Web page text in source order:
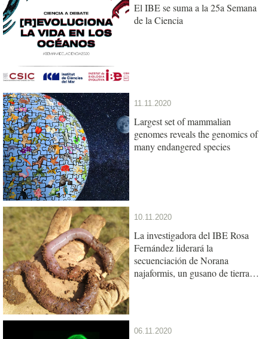
El IBE se suma a la 25a Semana
de la Ciencia
11.11.2020
Largest set of mammalian
genomes reveals the genomics of
many endangered species
10.11.2020
La investigadora del IBE Rosa
Fernández liderará la
secuenciación de Norana
najaformis, un gusano de tierra
06.11.2020